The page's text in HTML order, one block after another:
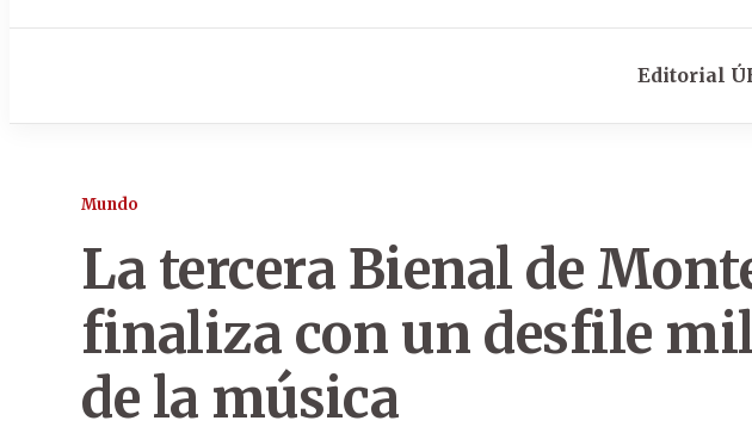
Editorial
Mundo
La tercera Bienal de
finaliza con un desfile
de la música